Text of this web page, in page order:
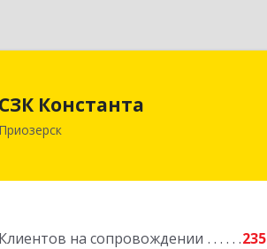
Константа
на сопровождении
235
Приозерск г, Калинина ул, дом № 29,